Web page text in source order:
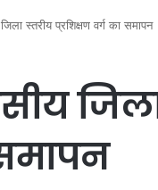
स्तरीय प्रशिक्षण वर्ग का समापन